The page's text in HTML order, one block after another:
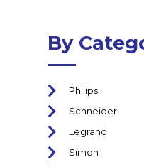
By
Philips
Schneider
Legrand
Simon